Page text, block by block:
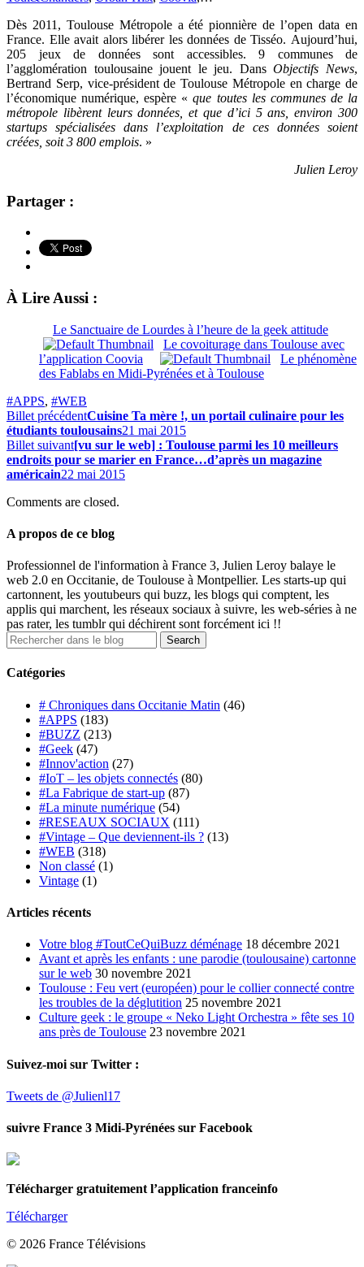
Dès 2011, Toulouse Métropole a été pionnière de l’open data en
France. Elle avait alors libérer les données de Tisséo. Aujourd’hui,
205 jeux de données sont accessibles. 9 communes de
l’agglomération toulousaine jouent le jeu. DansObjectifs News,
Bertrand Serp, vice-président de Toulouse Métropole en charge de
l’économique numérique, espère «que toutes les communes de la
métropole libèrent leurs données, et que d’ici 5 ans, environ 300
startups spécialisées dans l’exploitation de ces données soient
créées, soit 3 800 emplois. »
Julien Leroy
Partager :
À Lire Aussi :
Le Sanctuaire de Lourdes à l’heure de la geek attitude
Le covoiturage dans Toulouse avec
l’application Coovia
Le phénomène
des Fablabs en Midi-Pyrénées et à Toulouse
#APPS, #WEB
Billet précédentCuisine Ta mère !, un portail culinaire pour les
étudiants toulousains21 mai 2015
Billet suivant[vu sur le web] : Toulouse parmi les 10 meilleurs
endroits pour se marier en France…d’après un magazine
américain22 mai 2015
Comments are closed.
A propos de ce blog
Professionnel de l'information à France 3, Julien Leroy balaye le
web 2.0 en Occitanie, de Toulouse à Montpellier. Les starts-up qui
cartonnent, les youtubeurs qui buzz, les blogs qui comptent, les
applis qui marchent, les réseaux sociaux à suivre, les web-séries à ne
pas rater, les tumblr qui déchirent sont forcément ici !!
Catégories
# Chroniques dans Occitanie Matin (46)
#APPS (183)
#BUZZ (213)
#Geek (47)
#Innov'action (27)
#IoT – les objets connectés (80)
#La Fabrique de start-up (87)
#La minute numérique (54)
#RESEAUX SOCIAUX (111)
#Vintage – Que deviennent-ils ? (13)
#WEB (318)
Non classé (1)
Vintage (1)
Articles récents
Votre blog #ToutCeQuiBuzz déménage 18 décembre 2021
Avant et après les enfants : une parodie (toulousaine) cartonne
sur le web 30 novembre 2021
Toulouse : Feu vert (européen) pour le collier connecté contre
les troubles de la déglutition 25 novembre 2021
Culture geek : le groupe « Neko Light Orchestra » fête ses 10
ans près de Toulouse 23 novembre 2021
Suivez-moi sur Twitter :
Tweets de @Julienl17
suivre France 3 Midi-Pyrénées sur Facebook
Télécharger gratuitement l’application franceinfo
Télécharger
© 2026 France Télévisions